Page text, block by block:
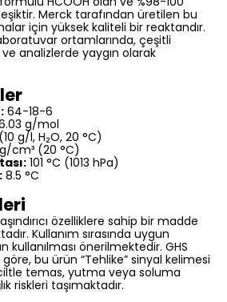
Merck tarafından üretilen bu
için yüksek kaliteli bir reaktandır.
ortamlarında, çeşitli
analizlerde yaygın olarak
64-18-6
g/mol
g/l, H₂O, 20 °C)
g/cm³ (20 °C)
101 °C (1013 hPa)
8.5 °C
özelliklere sahip bir madde
Kullanım sırasında uygun
kullanılması önerilmektedir. GHS
bu ürün “Tehlike” sinyal kelimesi
temas, yutma veya soluma
riskleri taşımaktadır.